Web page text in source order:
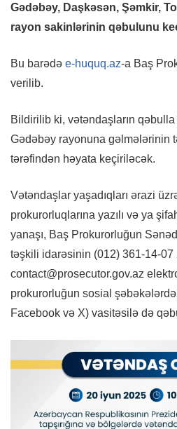
Gədəbəy, Daşkəsən, Şəmkir,
rayon sakinlərinin qəbulunu
Bu barədə e-huquq.az-a Baş
verilib.
Bildirilib ki, vətəndaşların qəbulla
Gədəbəy rayonuna gəlmələrinin
tərəfindən həyata keçiriləcək.
Vətəndaşlar yaşadıqları ərazi
prokurorluqlarına yazılı və ya
yanaşı, Baş Prokurorluğun
təşkili idarəsinin (012) 361-14-07
contact@prosecutor.gov.az
prokurorluğun sosial
Facebook və X) vasitəsilə də